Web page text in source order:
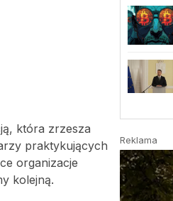
która zrzesza
praktykujących
organizacje
kolejną.
Reklama